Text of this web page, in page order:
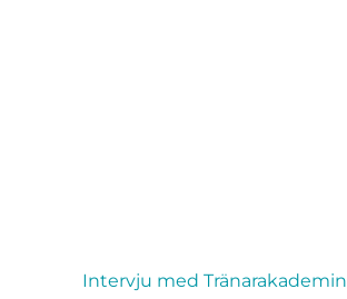
Intervju med